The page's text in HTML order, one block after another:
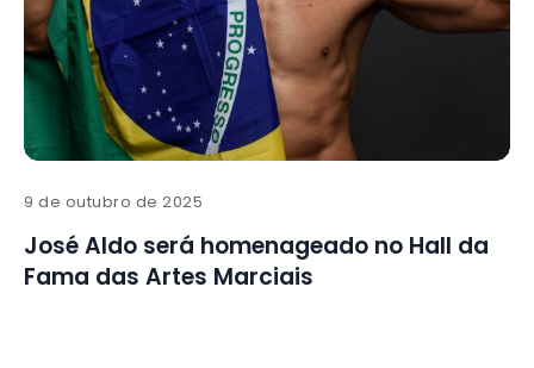
9 de outubro de 2025
José Aldo será homenageado no Hall da
Fama das Artes Marciais